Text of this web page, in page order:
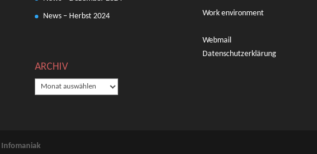
News – Herbst 2024
ARCHIV
ARCHIV
Work environment
Webmail
Datenschutzerklärung
Infomaniak